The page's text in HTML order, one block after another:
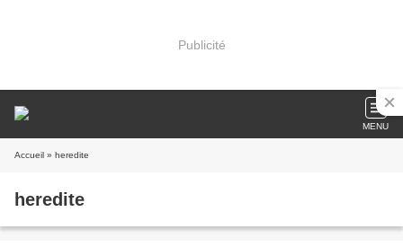
Publicité
MENU
Accueil » heredite
heredite